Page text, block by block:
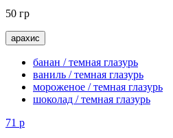
50 гр
арахис
банан / темная глазурь
ваниль / темная глазурь
мороженое / темная глазурь
шоколад / темная глазурь
71 р